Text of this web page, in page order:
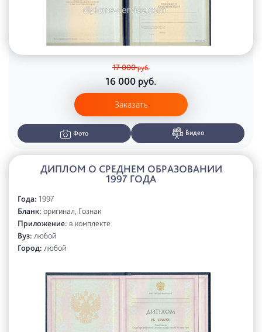
17 000руб.
16 000 руб.
Заказать
Фото Видео
ДИПЛОМ О СРЕДНЕМ ОБРАЗОВАНИИ
1997 ГОДА
Года: 1997
Бланк: оригинал, Гознак
Приложение: в комплекте
Вуз: любой
Город: любой